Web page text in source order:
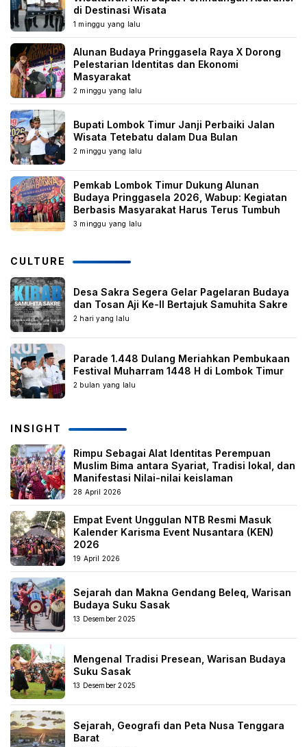
di Destinasi Wisata
1 minggu yang lalu
Alunan Budaya Pringgasela Raya X Dorong
Pelestarian Identitas dan Ekonomi
Masyarakat
2 minggu yang lalu
Bupati Lombok Timur Janji Perbaiki Jalan
Wisata Tetebatu dalam Dua Bulan
2 minggu yang lalu
Pemkab Lombok Timur Dukung Alunan
Budaya Pringgasela 2026, Wabup: Kegiatan
Berbasis Masyarakat Harus Terus Tumbuh
3 minggu yang lalu
CULTURE
Desa Sakra Segera Gelar Pagelaran Budaya
dan Tosan Aji Ke-II Bertajuk Samuhita Sakre
2 hari yang lalu
Parade 1.448 Dulang Meriahkan Pembukaan
Festival Muharram 1448 H di Lombok Timur
2 bulan yang lalu
INSIGHT
Rimpu Sebagai Alat Identitas Perempuan
Muslim Bima antara Syariat, Tradisi lokal, dan
Manifestasi Nilai-nilai keislaman
28 April 2026
Empat Event Unggulan NTB Resmi Masuk
Kalender Karisma Event Nusantara (KEN)
2026
19 April 2026
Sejarah dan Makna Gendang Beleq, Warisan
Budaya Suku Sasak
13 Desember 2025
Mengenal Tradisi Presean, Warisan Budaya
Suku Sasak
13 Desember 2025
Sejarah, Geografi dan Peta Nusa Tenggara
Barat